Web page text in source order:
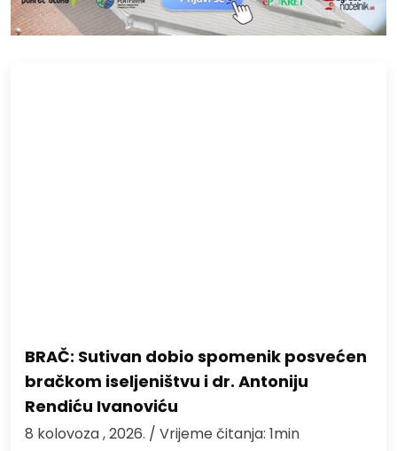
BRAČ: Sutivan dobio spomenik posvećen
bračkom iseljeništvu i dr. Antoniju
Rendiću Ivanoviću
8 kolovoza , 2026. / Vrijeme čitanja: 1min